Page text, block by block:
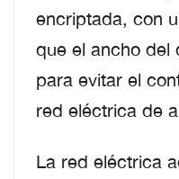
encriptada, con
que el ancho del
para evitar el
red eléctrica de
La red eléctrica